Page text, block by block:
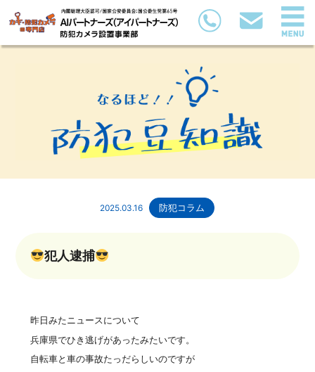
2025.03.16 防犯コラム
犯人逮捕
昨日みたニュースについて
兵庫県でひき逃げがあったみたいです。
自転車と車の事故たっだらしいのですが